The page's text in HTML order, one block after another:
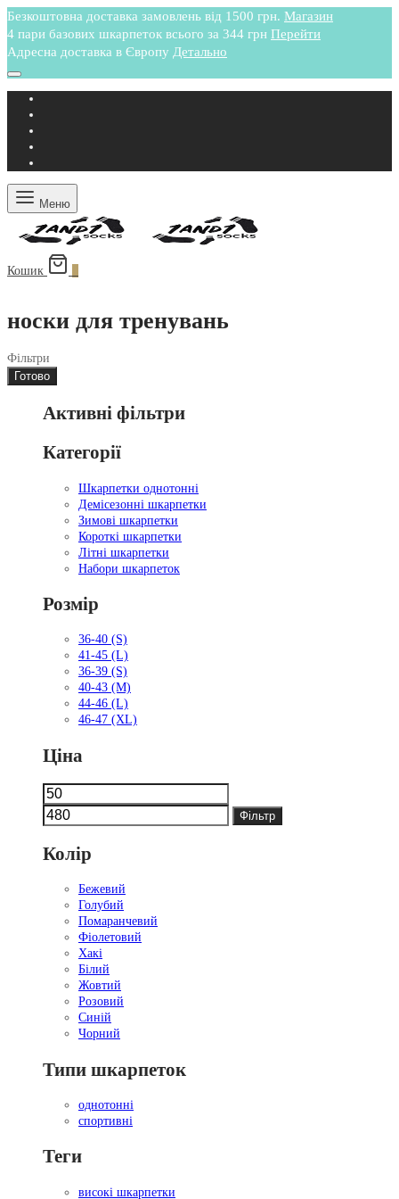
Безкоштовна доставка замовлень від 1500 грн. Магазин
4 пари базових шкарпеток всього за 344 грн Перейти
Адресна доставка в Європу Детально
Меню
Кошик
носки для тренувань
Фільтри
Готово
Активні фільтри
Категорії
Шкарпетки однотонні
Демісезонні шкарпетки
Зимові шкарпетки
Короткі шкарпетки
Літні шкарпетки
Набори шкарпеток
Розмір
36-40 (S)
41-45 (L)
36-39 (S)
40-43 (M)
44-46 (L)
46-47 (XL)
Ціна
Мінімальна
ціна
ціна
Фільтр
Колір
Бежевий
Голубий
Помаранчевий
Фіолетовий
Хакі
Білий
Жовтий
Розовий
Синій
Чорний
Типи шкарпеток
однотонні
спортивні
Теги
високі шкарпетки